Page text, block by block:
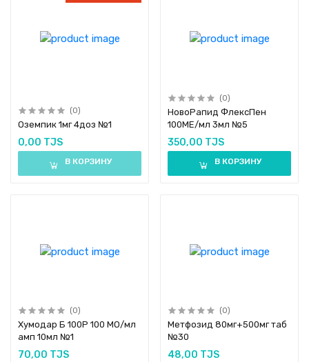
(0)
Оземпик 1мг 4доз №1
0,00 TJS
В КОРЗИНУ
(0)
НовоРапид ФлексПен
100МЕ/мл 3мл №5
350,00 TJS
В КОРЗИНУ
(0)
Хумодар Б 100Р 100 МО/мл
амп 10мл №1
70,00 TJS
(0)
Метфозид 80мг+500мг таб
№30
48,00 TJS